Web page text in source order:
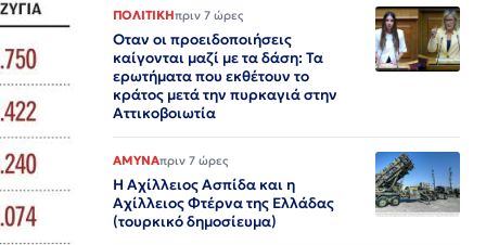
ΠΟΛΙΤΙΚΗπριν 7 ώρες
Οταν οι προειδοποιήσεις
καίγονται μαζί με τα δάση: Τα
ερωτήματα που εκθέτουν το
κράτος μετά την πυρκαγιά στην
Αττικοβοιωτία
ΑΜΥΝΑπριν 7 ώρες
Η Αχίλλειος Ασπίδα και η
Αχίλλειος Φτέρνα της Ελλάδας
(τουρκικό δημοσίευμα)